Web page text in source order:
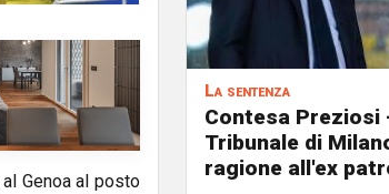
Genoa al posto
La sentenza
Contesa Preziosi
Tribunale di
ragione all'ex